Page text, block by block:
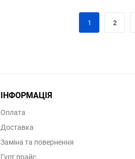
1 2
ІНФОРМАЦІЯ
Оплата
Доставка
Заміна та повернення
Гурт прайс